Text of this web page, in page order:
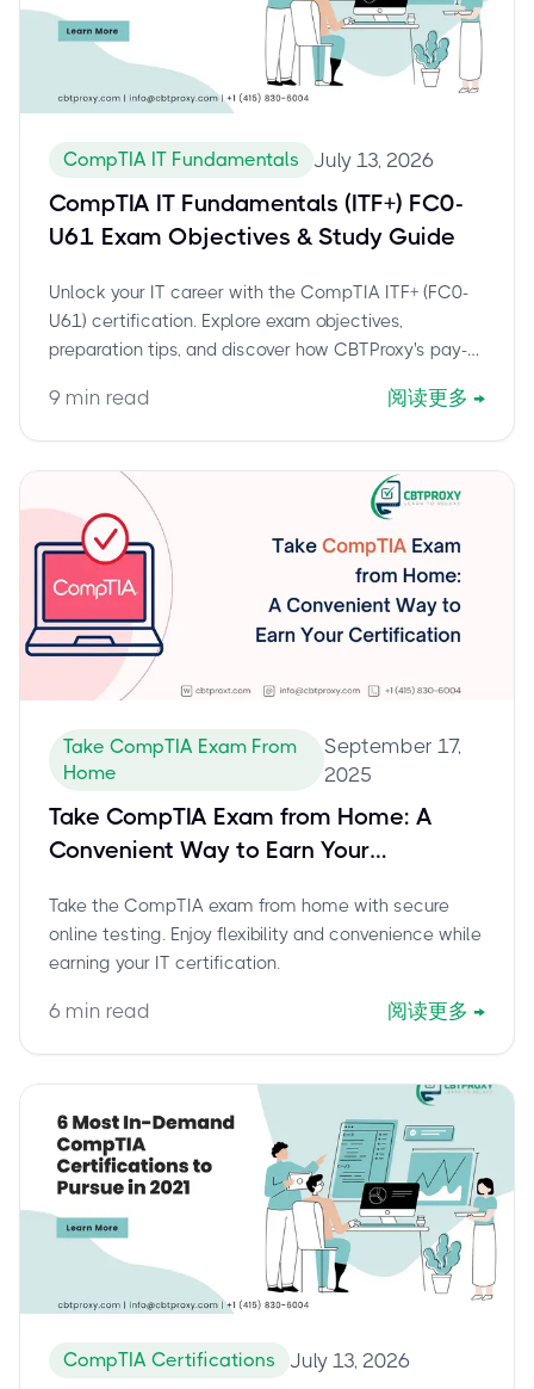
CompTIA IT Fundamentals July 13, 2026
CompTIA IT Fundamentals (ITF+) FC0-
U61 Exam Objectives & Study Guide
Unlock your IT career with the CompTIA ITF+ (FC0-
U61) certification. Explore exam objectives,
preparation tips, and discover how CBTProxy's pay-
9 min read 阅读更多 →
Take CompTIA Exam From
Home
September 17,
2025
Take CompTIA Exam from Home: A
Convenient Way to Earn Your
Take the CompTIA exam from home with secure
online testing. Enjoy flexibility and convenience while
earning your IT certification.
6 min read 阅读更多 →
CompTIA Certifications July 13, 2026